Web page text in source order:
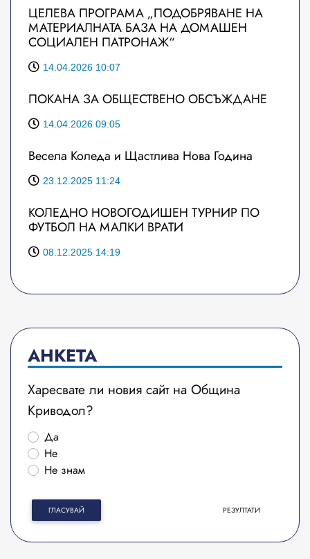
ЦЕЛЕВА ПРОГРАМА „ПОДОБРЯВАНЕ НА
МАТЕРИАЛНАТА БАЗА НА ДОМАШЕН
СОЦИАЛЕН ПАТРОНАЖ“
14.04.2026 10:07
ПОКАНА ЗА ОБЩЕСТВЕНО ОБСЪЖДАНЕ
14.04.2026 09:05
Весела Коледа и Щастлива Нова Година
23.12.2025 11:24
КОЛЕДНО НОВОГОДИШЕН ТУРНИР ПО
ФУТБОЛ НА МАЛКИ ВРАТИ
08.12.2025 14:19
АНКЕТА
Харесвате ли новия сайт на Община
Криводол?
Да
Не
Не знам
ГЛАСУВАЙ РЕЗУЛТАТИ